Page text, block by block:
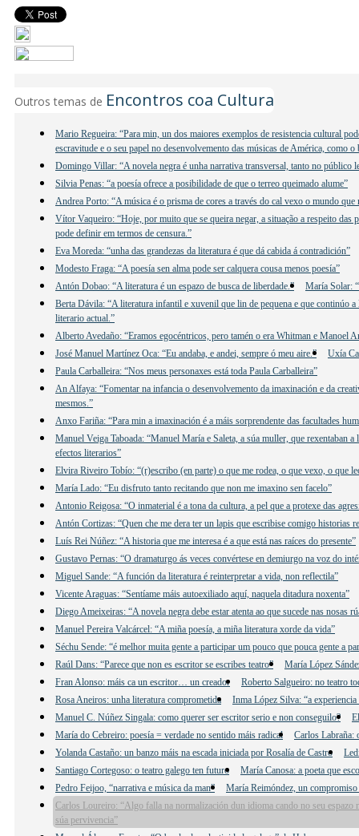
Outros temas de Encontros coa Cultura
Mario Regueira: “Para min, un dos maiores exemplos de resistencia cultural
escravitude e o seu papel no desenvolvemento das músicas de América, como o
Domingo Villar: “A novela negra é unha narrativa transversal, tanto no público
Silvia Penas: “a poesía ofrece a posibilidade de que o terreo queimado alume”
Andrea Porto: “A música é o prisma de cores a través do cal vexo o mundo que
Vítor Vaqueiro: “Hoje, por muito que se queira negar, a situação a respeito das
pode definir em termos de censura.”
Eva Moreda: “unha das grandezas da literatura é que dá cabida á contradición”
Modesto Fraga: “A poesía sen alma pode ser calquera cousa menos poesía”
Antón Dobao: “A literatura é un espazo de busca de liberdade.”
María Solar:
Berta Dávila: “A literatura infantil e xuvenil que lin de pequena e que continúo
literario actual.”
Alberto Avedaño: “Eramos egocéntricos, pero tamén o era Whitman e Manoel
José Manuel Martínez Oca: “Eu andaba, e andei, sempre ó meu aire.”
Uxía
Paula Carballeira: “Nos meus personaxes está toda Paula Carballeira”
An Alfaya: “Fomentar na infancia o desenvolvemento da imaxinación e da
mesmos.”
Anxo Fariña: “Para min a imaxinación é a máis sorprendente das facultades
Manuel Veiga Taboada: “Manuel María e Saleta, a súa muller, que rexentaban
efectos literarios”
Elvira Riveiro Tobío: “(r)escribo (en parte) o que me rodea, o que vexo, o que
María Lado: “Eu disfruto tanto recitando que non me imaxino sen facelo”
Antonio Reigosa: “O inmaterial é a tona da cultura, a pel que a protexe das
Antón Cortizas: “Quen che me dera ter un lapis que escribise comigo historias
Luís Rei Núñez: “A historia que me interesa é a que está nas raíces do presente”
Gustavo Pernas: “O dramaturgo ás veces convértese en demiurgo na voz do
Miguel Sande: “A función da literatura é reinterpretar a vida, non reflectila”
Vicente Araguas: “Sentíame máis autoexiliado aquí, naquela ditadura noxenta”
Diego Ameixeiras: “A novela negra debe estar atenta ao que sucede nas nosas
Manuel Pereira Valcárcel: “A miña poesía, a miña literatura xorde da vida”
Séchu Sende: “é melhor muita gente a participar um pouco que pouca gente a
Raúl Dans: “Parece que non es escritor se escribes teatro”
María López
Fran Alonso: máis ca un escritor… un creador
Roberto Salgueiro: no teatro
Rosa Aneiros: unha literatura comprometida
Inma López Silva: “a
Manuel C. Núñez Singala: como querer ser escritor serio e non conseguilo?
María do Cebreiro: poesía = verdade no sentido máis radical
Carlos Labraña:
Yolanda Castaño: un banzo máis na escada iniciada por Rosalía de Castro
Santiago Cortegoso: o teatro galego ten futuro
María Canosa: a poeta que
Pedro Feijoo, “narrativa e música da man”
María Reimóndez, un compromiso
Carlos Loureiro: “Algo falla na normalización dun idioma cando no seu
súa pervivencia”